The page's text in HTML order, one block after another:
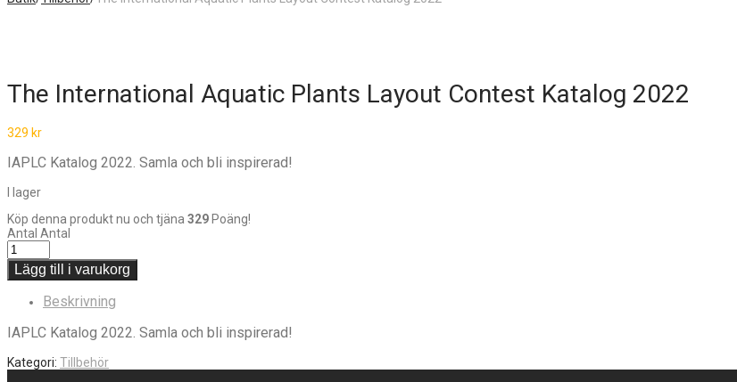
The International Aquatic Plants Layout Contest Katalog 2022
329 kr
IAPLC Katalog 2022. Samla och bli inspirerad!
I lager
Köp denna produkt nu och tjäna 329Poäng!
Antal Antal
Lägg till i varukorg
Beskrivning
IAPLC Katalog 2022. Samla och bli inspirerad!
Kategori: Tillbehör